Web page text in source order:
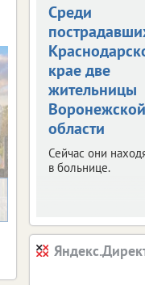
Среди
крае две
жительницы
Воронежской
области
Сейчас они
в больнице.